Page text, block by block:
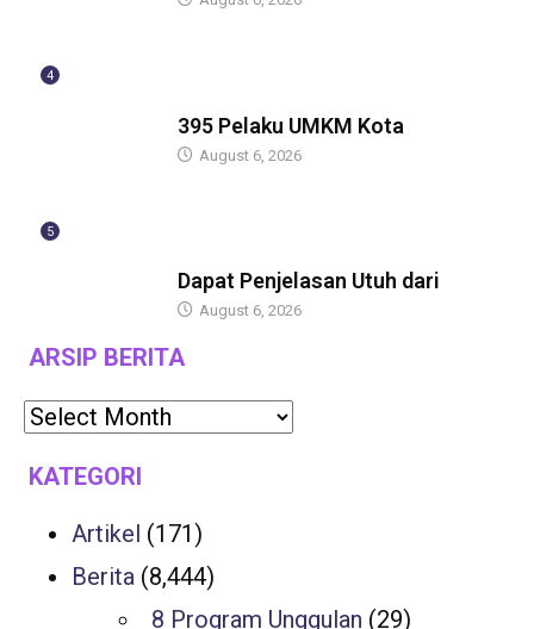
4
395 Pelaku UMKM Kota
August 6, 2026
5
Dapat Penjelasan Utuh dari
August 6, 2026
ARSIP BERITA
KATEGORI
Artikel (171)
Berita (8,444)
8 Program Unggulan (29)